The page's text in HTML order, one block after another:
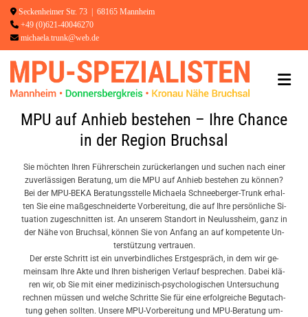
 Seckenheimer Str. 73 | 68165 Mannheim
 +49 (0)621-40046270
 michaela.trunk@web.de
MPU auf An­hieb be­ste­hen – Ihre Chan­ce
in der Re­gi­on Bruch­sal
Sie möch­ten Ihren Füh­rer­schein zu­rücker­lan­gen und su­chen nach einer
zu­ver­läs­si­gen Be­ra­tung, um die MPU auf An­hieb be­ste­hen zu kön­nen?
Bei der MPU-BE­KA Be­ra­tungs­stel­le Mi­chae­la Schnee­ber­ger-Trunk er­hal­
ten Sie eine maß­ge­schnei­der­te Vor­be­rei­tung, die auf Ihre per­sön­li­che Si­
tua­ti­on zu­ge­schnit­ten ist. An un­se­rem Stand­ort in Neu­luss­heim, ganz in
der Nähe von Bruch­sal, kön­nen Sie von An­fang an auf kom­pe­ten­te Un­
ter­stüt­zung ver­trau­en.
Der erste Schritt ist ein un­ver­bind­li­ches Erst­ge­spräch, in dem wir ge­
mein­sam Ihre Akte und Ihren bis­he­ri­gen Ver­lauf be­spre­chen. Dabei klä­
ren wir, ob Sie mit einer me­di­zi­nisch-psy­cho­lo­gi­schen Un­ter­su­chung
rech­nen müs­sen und wel­che Schrit­te Sie für eine er­folg­rei­che Be­gut­ach­
tung gehen soll­ten. Un­se­re MPU-Vor­be­rei­tung und MPU-Be­ra­tung um­